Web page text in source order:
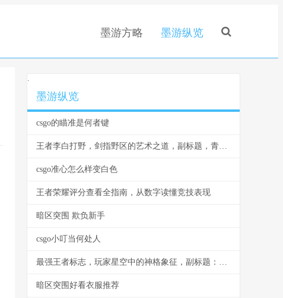
墨游方略 墨游纵览
.
墨游纵览
csgo的瞄准是何者键
王者李白打野，剑指野区的艺术之道，副标题，青莲剑歌的节奏与杀戮美学
csgo准心怎么样变白色
王者荣耀评分查看全指南，从数字读懂竞技表现
暗区突围 欺负新手
csgo小叮当何处人
最强王者标志，玩家星空中的神格象征，副标题：一个璀璨神级的印记
暗区突围好看衣服推荐